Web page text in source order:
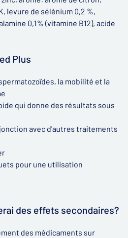
levure de sélénium 0,2 %,
0,1% (vitamine B12), acide
Plus
la mobilité et la
qui donne des résultats sous
avec d'autres traitements
pour une utilisation
des effets secondaires?
des médicaments sur